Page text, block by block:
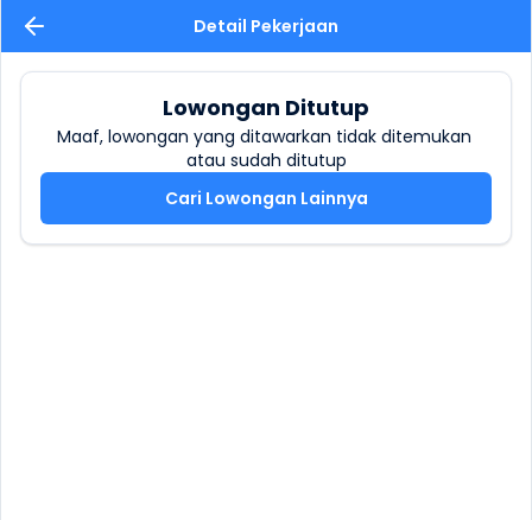
Detail Pekerjaan
Lowongan Ditutup
Maaf, lowongan yang ditawarkan tidak ditemukan
atau sudah ditutup
Cari Lowongan Lainnya